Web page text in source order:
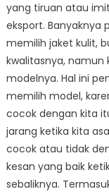
yang tiruan atau
eksport. Banyaknya
memilih jaket kulit,
kwalitasnya, namun
modelnya. Hal ini
memilih model,
cocok dengan kita
jarang ketika kita
cocok atau tidak
kesan yang baik
sebaliknya.